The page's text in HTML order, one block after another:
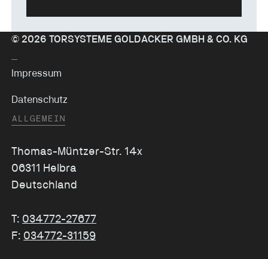
©2026 TORSYSTEME GOLDACKER GMBH & CO. KG
Impressum
Datenschutz
ALLGEMEIN
Thomas-Müntzer-Str. 14x
06311 Helbra
Deutschland
T: 034772-27677
F: 034772-31159